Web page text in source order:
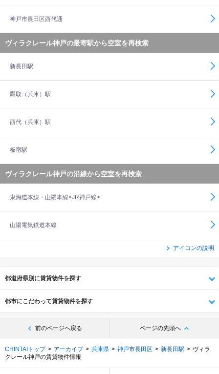
神戸市長田区西代通
ヴィラクレール神戸の最寄駅から空室を再検索
新長田駅
鷹取（兵庫）駅
西代（兵庫）駅
板宿駅
ヴィラクレール神戸の沿線から空室を再検索
東海道本線・山陽本線<JR神戸線>
山陽電気鉄道本線
アイコンの説明
都道府県別に賃貸物件を探す
都市にこだわって賃貸物件を探す
前のページへ戻る ページの先頭へ
CHINTAIトップ アーカイブ 兵庫県 神戸市長田区 新長田駅
ヴィラ
クレール神戸の賃貸物件情報